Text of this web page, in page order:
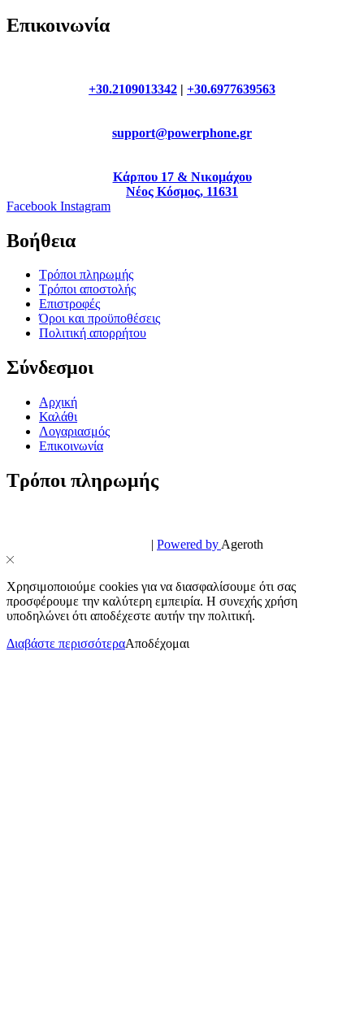
Επικοινωνία
+30.2109013342 | +30.6977639563
support@powerphone.gr
Κάρπου 17 & Νικομάχου
Νέος Κόσμος, 11631
Facebook Instagram
Βοήθεια
Τρόποι πληρωμής
Τρόποι αποστολής
Επιστροφές
Όροι και προϋποθέσεις
Πολιτική απορρήτου
Σύνδεσμοι
Αρχική
Καλάθι
Λογαριασμός
Επικοινωνία
Τρόποι πληρωμής
| Powered by Ageroth
Χρησιμοποιούμε cookies για να διασφαλίσουμε ότι σας
προσφέρουμε την καλύτερη εμπειρία. Η συνεχής χρήση
υποδηλώνει ότι αποδέχεστε αυτήν την πολιτική.
Διαβάστε περισσότεραΑποδέχομαι